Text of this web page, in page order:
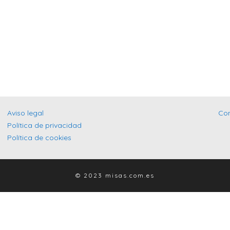
Aviso legal
Política de privacidad
Política de cookies
© 2023 misas.com.es